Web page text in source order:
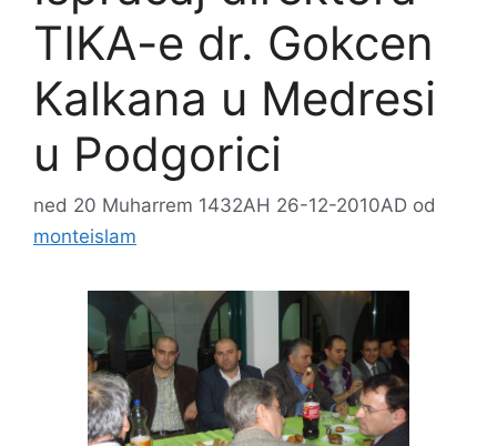
TIKA-e dr. Gokcen
Kalkana u Medresi
u Podgorici
ned 20 Muharrem 1432AH 26-12-2010AD od
monteislam